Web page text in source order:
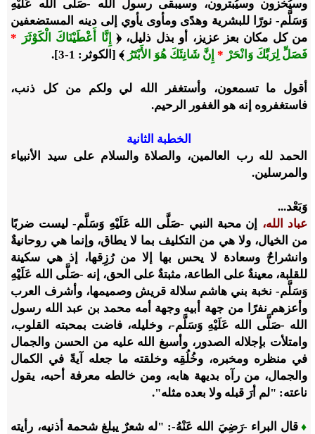
وسيُخزون وسيُبترون، وسيبقى رسول الله -صَلَّى الله عَلَيْهِ
وَسَلَّم- نورًا للبشرية وهدًى ومأوى يأوي إلى دينه المستضعفين
من كل مكان بعز عزيز، أو بذل ذليل، ﴿ إِنَّا أَعْطَيْنَاكَ الْكَوْثَرَ *
فَصَلِّ لِرَبِّكَ وَانْحَرْ * إِنَّ شَانِئَكَ هُوَ الأَبْتَرُ ﴾ [الكوثر: 1-3].
أقول ما تسمعون، وأستغفر الله لي ولكم من كل ذنب،
فاستغفروه إنه هو الغفور الرحيم.
الخطبة الثانية
الحمد لله رب العالمين، والصلاة والسلام على سيد الأنبياء
والمرسلين.
وَبَعْد...
عباد الله، إن محبة النبي -صَلَّى الله عَلَيْهِ وَسَلَّم- ليست ضربًا
من الخيال، ولا هي من التكليف بما لا يطاق، وإنما هي روحانيةٌ
وانشراحٌ وسعادة لا يحس بها إلا من رُزِقها، إذ هي سكينة
للقلبة، معينةٌ على الطاعة، مثبتةٌ على الحق، إنه -صَلَّى الله عَلَيْهِ
وَسَلَّم- نخبة بني هاشم سلالة قريش وصميمها، وأشرف العرب
وأعزهم نفرًا من جهة أبيه وجهة أمه محمد بن عبد الله رسول
الله -صَلَّى الله عَلَيْهِ وَسَلَّم-، وخليله، فاضت بمحبته القلوب،
وامتلأت بإجلاله الصدور، وأسبغ الله عليه من الحسن والجمال
في منظره ومخبره، وخُلُقِه وخلقته ما جعله آيةً في الكمال
والجمال، من رآه بديهة هابه، ومن خالطه معرفة أحبه، يقول
ناعته: "لم أرَ قبله ولا بعده مثله".
♦ قال البراء -رَضِيَ الله عَنْهُ-: "له شعرٌ يبلغ شحمة أذنيه، رأيته